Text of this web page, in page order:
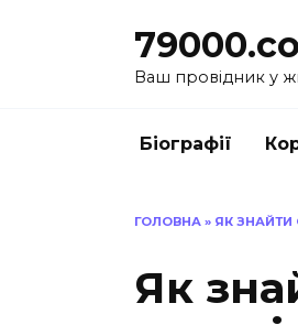
Ваш провідник у
Біографії
ГОЛОВНА » ЯК ЗНАЙТИ
Як